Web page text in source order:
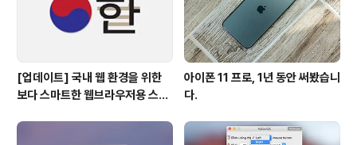
[업데이트] 국내 웹 환경을 위한
보다 스마트한 웹브라우저용 스타
아이폰 11 프로, 1년 동안 써봤습니
다.